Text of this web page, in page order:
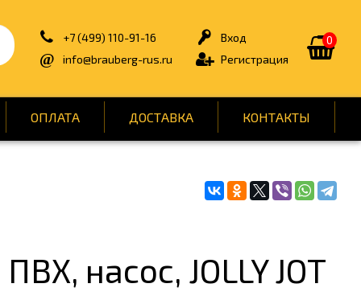
0
Вход
Регистрация
+7 (499) 110-91-16
info@brauberg-rus.ru
ОПЛАТА ДОСТАВКА КОНТАКТЫ
БЫТОВАЯ ТЕХНИКА
КАНЦТОВАРЫ
ОФИС
насос, JOLLY JOT